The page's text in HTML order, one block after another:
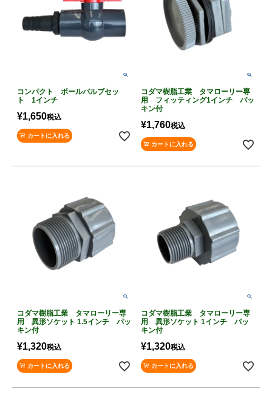
コンパクト ボールバルブセッ
ト 1インチ
¥1,650税込
カートに入れる
コダマ樹脂工業 タマローリー専
用 フィッティング1インチ パッ
キン付
¥1,760税込
カートに入れる
コダマ樹脂工業 タマローリー専
用 異形ソケット 1.5インチ パッ
キン付
¥1,320税込
カートに入れる
コダマ樹脂工業 タマローリー専
用 異形ソケット 1インチ パッ
キン付
¥1,320税込
カートに入れる